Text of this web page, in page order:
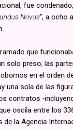
fue
Novus”, a ocho
que
solo preso; las
en el orden
una sola de las
contratos -
oscila entre los
la Agencia